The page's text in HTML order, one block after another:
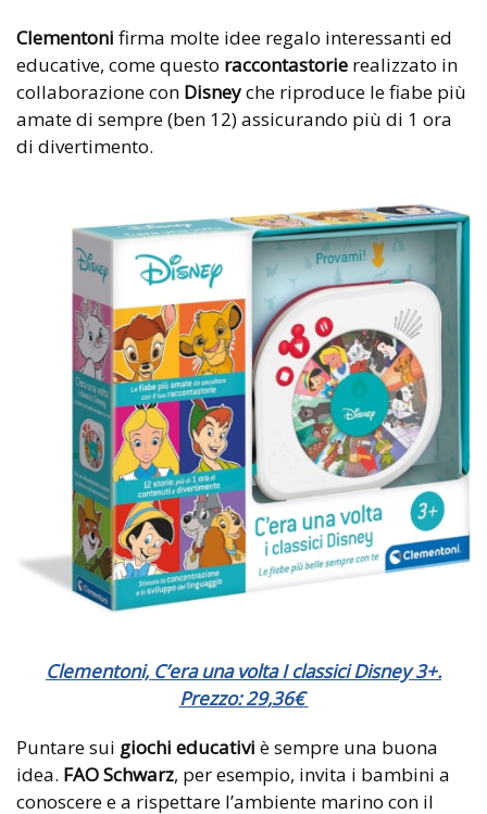
Clementoni firma molte idee regalo interessanti ed
educative, come questo raccontastorie realizzato in
collaborazione con Disneyche riproduce le fiabe più
amate di sempre (ben 12) assicurando più di 1 ora
di divertimento.
Clementoni, C’era una volta I classici Disney 3+.
Prezzo:29,36€
Puntare sui giochi educativi è sempre una buona
idea. FAO Schwarz, per esempio, invita i bambini a
conoscere e a rispettare l’ambiente marino con il